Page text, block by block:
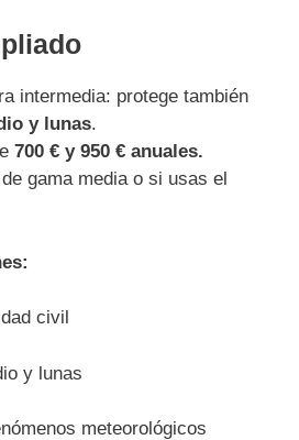
intermedia: protege también
y lunas.
700 € y 950 € anuales.
gama media o si usas el
civil
y lunas
meteorológicos